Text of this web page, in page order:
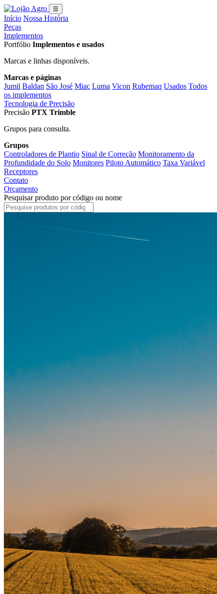
☰
Início Nossa História
Peças
Implementos
Portfólio Implementos e usados
Marcas e linhas disponíveis.
Marcas e páginas
Jumil Baldan São José Miac Luma Vicon Rubemaq Usados Todos
os implementos
Tecnologia de Precisão
Precisão PTX Trimble
Grupos para consulta.
Grupos
Controladores de Plantio Sinal de Correção Monitoramento da
Profundidade do Solo Monitores Piloto Automático Taxa Variável
Receptores
Contato
Orçamento
Pesquisar produto por código ou nome